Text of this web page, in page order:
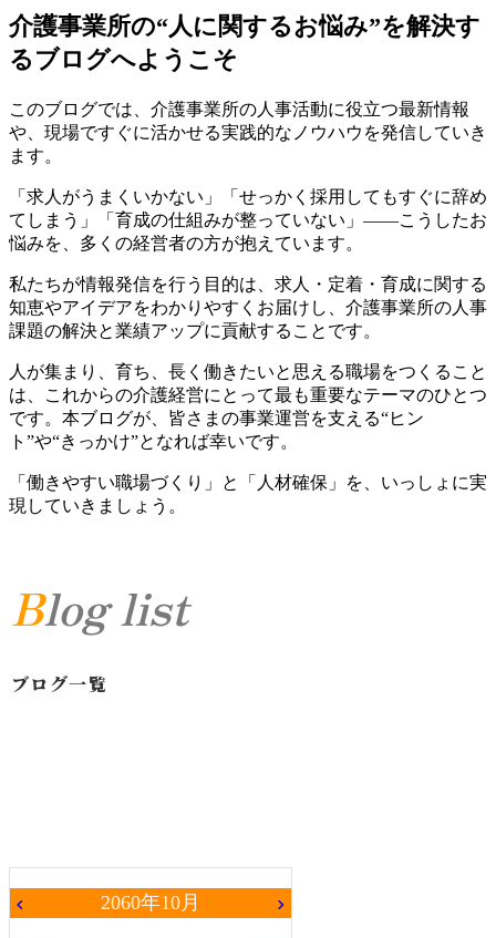
介護事業所の“人に関するお悩み”を解決す
るブログへようこそ
このブログでは、介護事業所の人事活動に役立つ最新情報
や、現場ですぐに活かせる実践的なノウハウを発信していき
ます。
「求人がうまくいかない」「せっかく採用してもすぐに辞め
てしまう」「育成の仕組みが整っていない」――こうしたお
悩みを、多くの経営者の方が抱えています。
私たちが情報発信を行う目的は、求人・定着・育成に関する
知恵やアイデアをわかりやすくお届けし、介護事業所の人事
課題の解決と業績アップに貢献することです。
人が集まり、育ち、長く働きたいと思える職場をつくること
は、これからの介護経営にとって最も重要なテーマのひとつ
です。本ブログが、皆さまの事業運営を支える“ヒン
ト”や“きっかけ”となれば幸いです。
「働きやすい職場づくり」と「人材確保」を、いっしょに実
現していきましょう。
Blog list
ブログ一覧
chevron_left 2060年10月 chevron_right